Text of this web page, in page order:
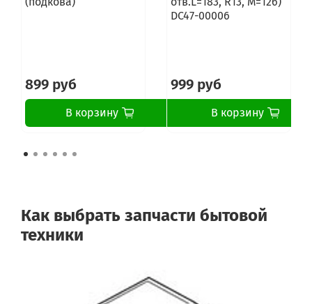
899 руб
В корзину
DC47-00006
999 руб
В корзину
Как выбрать запчасти бытовой
техники